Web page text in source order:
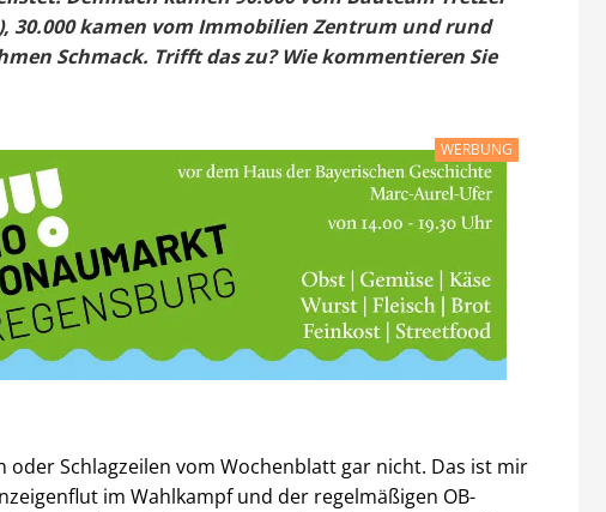
30.000 kamen vom Immobilien Zentrum und rund
Schmack. Trifft das zu? Wie kommentieren Sie
WERBUNG
oder Schlagzeilen vom Wochenblatt gar nicht. Das ist mir
im Wahlkampf und der regelmäßigen OB-